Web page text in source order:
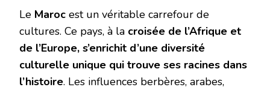
Le Maroc est un véritable carrefour de
cultures. Ce pays, à la croisée de l’Afrique et
de l’Europe, s’enrichit d’une diversité
culturelle unique qui trouve ses racines dans
l’histoire. Les influences berbères, arabes,